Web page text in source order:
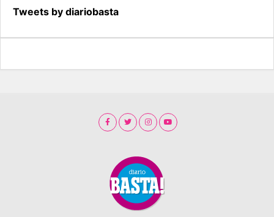
Tweets by diariobasta